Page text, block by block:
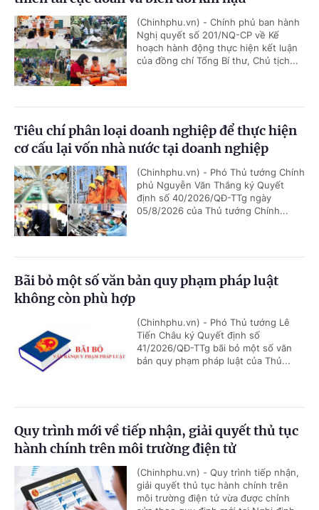
(Chinhphu.vn) - Chính phủ ban hành
Nghị quyết số 201/NQ-CP về Kế
hoạch hành động thực hiện kết luận
của đồng chí Tổng Bí thư, Chủ tịch...
Tiêu chí phân loại doanh nghiệp để thực hiện
cơ cấu lại vốn nhà nước tại doanh nghiệp
(Chinhphu.vn) - Phó Thủ tướng Chính
phủ Nguyễn Văn Thắng ký Quyết
định số 40/2026/QĐ-TTg ngày
05/8/2026 của Thủ tướng Chính...
Bãi bỏ một số văn bản quy phạm pháp luật
không còn phù hợp
(Chinhphu.vn) - Phó Thủ tướng Lê
Tiến Châu ký Quyết định số
41/2026/QĐ-TTg bãi bỏ một số văn
bản quy phạm pháp luật của Thủ...
Quy trình mới về tiếp nhận, giải quyết thủ tục
hành chính trên môi trường điện tử
(Chinhphu.vn) - Quy trình tiếp nhận,
giải quyết thủ tục hành chính trên
môi trường điện tử vừa được chỉnh